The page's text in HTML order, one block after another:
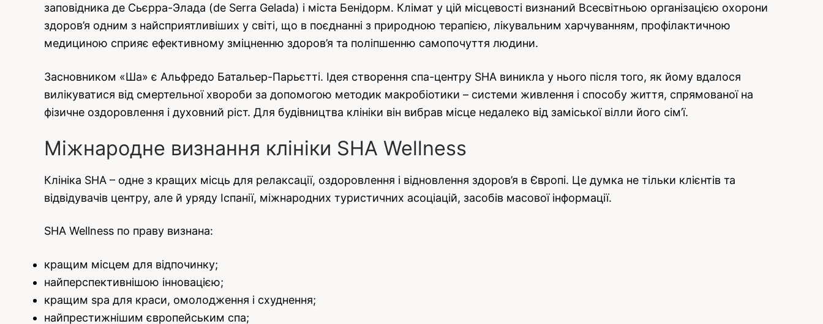
заповідника де Сьєрра-Элада (de Serra Gelada) і міста Бенідорм. Клімат у цій місцевості визнаний Всесвітньою організацією охорони
здоров’я одним з найсприятливіших у світі, що в поєднанні з природною терапією, лікувальним харчуванням, профілактичною
медициною сприяє ефективному зміцненню здоров’я та поліпшенню самопочуття людини.
Засновником «Ша» є Альфредо Батальер-Парьєтті. Ідея створення спа-центру SHA виникла у нього після того, як йому вдалося
вилікуватися від смертельної хвороби за допомогою методик макробіотики – системи живлення і способу життя, спрямованої на
фізичне оздоровлення і духовний ріст. Для будівництва клініки він вибрав місце недалеко від заміської вілли його сім’ї.
Міжнародне визнання клініки SHA Wellness
Клініка SHA – одне з кращих місць для релаксації, оздоровлення і відновлення здоров’я в Європі. Це думка не тільки клієнтів та
відвідувачів центру, але й уряду Іспанії, міжнародних туристичних асоціацій, засобів масової інформації.
SHA Wellness по праву визнана:
кращим місцем для відпочинку;
найперспективнішою інновацією;
кращим spa для краси, омолодження і схуднення;
найпрестижнішим європейським спа;